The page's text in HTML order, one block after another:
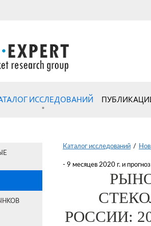
ИССЛЕДОВАНИЙ
Каталог исследований /
- 9 месяцев 2020 г. и
РОССИИ: